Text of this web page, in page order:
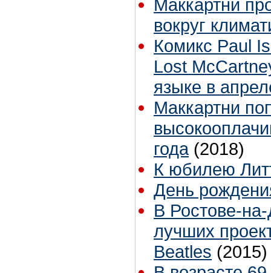
Маккартни
вокруг
Комикс Paul
Lost
языке в
Маккартни
года (2018)
К юбилею
День
В Ростове-
лучших
Beatles (2015)